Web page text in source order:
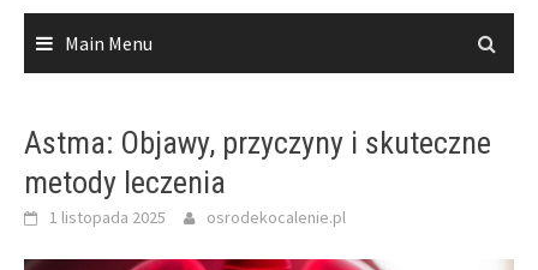
Main Menu
Astma: Objawy, przyczyny i skuteczne
metody leczenia
1 listopada 2025 osrodekocalenie.pl